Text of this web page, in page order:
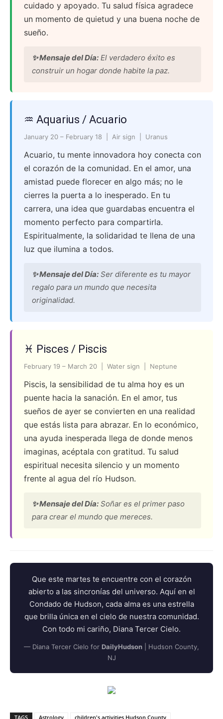
cuidado y apoyado. Tu salud física agradece
un momento de quietud y una buena noche de
sueño.
✨ Mensaje del Día: El verdadero éxito es
construir un hogar donde habite la paz.
♒ Aquarius / Acuario
January 20 – February 18 | Air sign | Uranus
Acuario, tu mente innovadora hoy conecta con
el corazón de la comunidad. En el amor, una
amistad puede florecer en algo más; no le
cierres la puerta a lo inesperado. En tu
carrera, una idea que guardabas encuentra el
momento perfecto para compartirla.
Espiritualmente, la solidaridad te llena de una
luz que ilumina a todos.
✨ Mensaje del Día: Ser diferente es tu mayor
regalo para un mundo que necesita
originalidad.
♓ Pisces / Piscis
February 19 – March 20 | Water sign | Neptune
Piscis, la sensibilidad de tu alma hoy es un
puente hacia la sanación. En el amor, tus
sueños de ayer se convierten en una realidad
que estás lista para abrazar. En lo económico,
una ayuda inesperada llega de donde menos
imaginas, acéptala con gratitud. Tu salud
espiritual necesita silencio y un momento
frente al agua del río Hudson.
✨ Mensaje del Día: Soñar es el primer paso
para crear el mundo que mereces.
Que este martes te encuentre con el corazón
abierto a las sincronías del universo. Aquí en el
Condado de Hudson, cada alma es una estrella
que brilla única en el cielo de nuestra comunidad.
Con todo mi cariño, Diana Tercer Cielo.
— Diana Tercer Cielo for DailyHudson | Hudson County,
NJ
TAGS Astrology children's activities Hudson County